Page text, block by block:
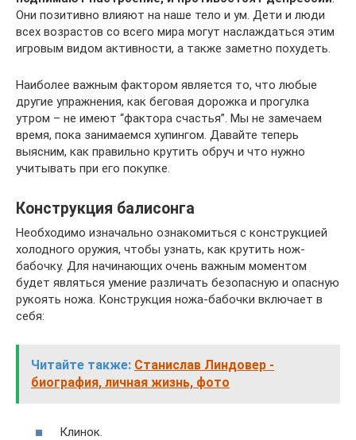
Они позитивно влияют на наше тело и ум. Дети и люди
всех возрастов со всего мира могут наслаждаться этим
игровым видом активности, а также заметно похудеть.
Наиболее важным фактором является то, что любые
другие упражнения, как беговая дорожка и прогулка
утром – не имеют “фактора счастья”. Мы не замечаем
время, пока занимаемся хупингом. Давайте теперь
выясним, как правильно крутить обруч и что нужно
учитывать при его покупке.
Конструкция балисонга
Необходимо изначально ознакомиться с конструкцией
холодного оружия, чтобы узнать, как крутить нож-
бабочку. Для начинающих очень важным моментом
будет являться умение различать безопасную и опасную
рукоять ножа. Конструкция ножа-бабочки включает в
себя:
Читайте также: Станислав Линдовер -
биография, личная жизнь, фото
Клинок.